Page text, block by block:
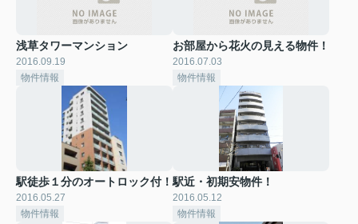
浅草タワーマンション
2016.09.19
物件情報
お部屋から花火の見える物件！
2016.07.03
物件情報
駅徒歩１分のオートロック付！
2016.05.27
物件情報
駅近・初期安物件！
2016.05.12
物件情報